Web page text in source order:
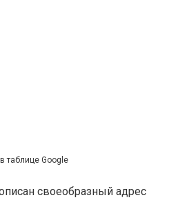
таблице Google
своеобразный адрес